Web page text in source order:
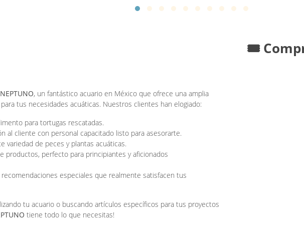
, un fantástico acuario en México que ofrece una amplia
tus necesidades acuáticas. Nuestros clientes han elogiado:
para tortugas rescatadas.
al cliente con personal capacitado listo para asesorarte.
variedad de peces y plantas acuáticas.
productos, perfecto para principiantes y aficionados
especiales que realmente satisfacen tus
tu acuario o buscando artículos específicos para tus proyectos
tiene todo lo que necesitas!
🎟️